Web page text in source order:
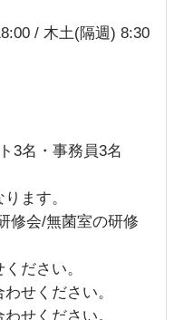
/ 木土(隔週) 8:30
3名・事務員3名
ます。
修会/無菌室の研修
ださい。
せください。
せください。